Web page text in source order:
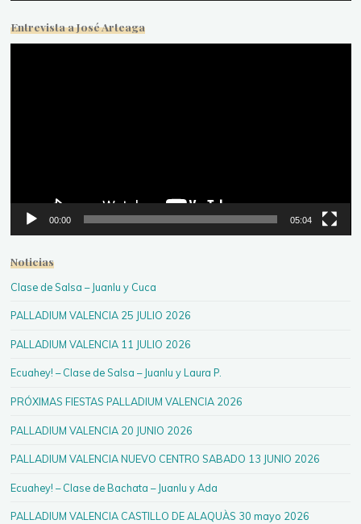
Entrevista a José Arteaga
00:00 05:04
Noticias
Clase de Salsa – Juanlu y Cuca
PALLADIUM VALENCIA 25 JULIO 2026
PALLADIUM VALENCIA 11 JULIO 2026
Ecuahey! – Clase de Salsa – Juanlu y Laura P.
PRÓXIMAS FIESTAS PALLADIUM VALENCIA 2026
PALLADIUM VALENCIA 20 JUNIO 2026
PALLADIUM VALENCIA NUEVO CENTRO SABADO 13 JUNIO 2026
Ecuahey! – Clase de Bachata – Juanlu y Ada
PALLADIUM VALENCIA CASTILLO DE ALAQUÀS 30 mayo 2026